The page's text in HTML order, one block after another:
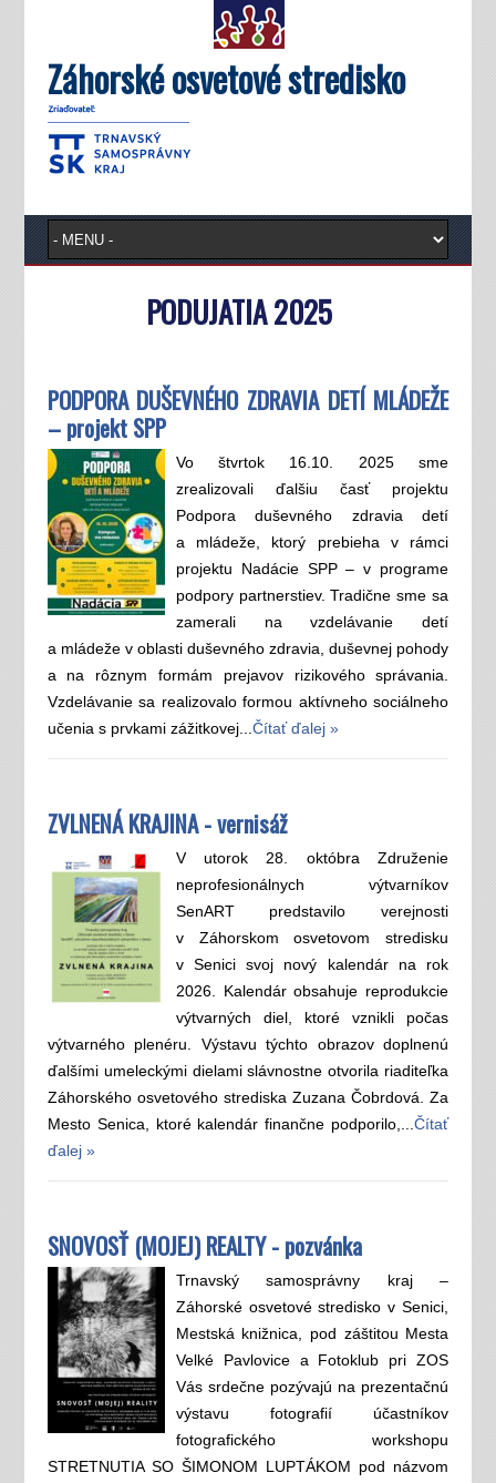
Záhorské osvetové stredisko
PODUJATIA 2025
PODPORA DUŠEVNÉHO ZDRAVIA DETÍ MLÁDEŽE
– projekt SPP
Vo štvrtok 16.10. 2025 sme
zrealizovali ďalšiu časť projektu
Podpora duševného zdravia detí
a mládeže, ktorý prebieha v rámci
projektu Nadácie SPP – v programe
podpory partnerstiev. Tradične sme sa
zamerali na vzdelávanie detí
a mládeže v oblasti duševného zdravia, duševnej pohody
a na rôznym formám prejavov rizikového správania.
Vzdelávanie sa realizovalo formou aktívneho sociálneho
učenia s prvkami zážitkovej... Čítať ďalej »
ZVLNENÁ KRAJINA - vernisáž
V utorok 28. októbra Združenie
neprofesionálnych výtvarníkov
SenART predstavilo verejnosti
v Záhorskom osvetovom stredisku
v Senici svoj nový kalendár na rok
2026. Kalendár obsahuje reprodukcie
výtvarných diel, ktoré vznikli počas
výtvarného plenéru. Výstavu týchto obrazov doplnenú
ďalšími umeleckými dielami slávnostne otvorila riaditeľka
Záhorského osvetového strediska Zuzana Čobrdová. Za
Mesto Senica, ktoré kalendár finančne podporilo,...Čítať
ďalej »
SNOVOSŤ (MOJEJ) REALTY - pozvánka
Trnavský samosprávny kraj –
Záhorské osvetové stredisko v Senici,
Mestská knižnica, pod záštitou Mesta
Velké Pavlovice a Fotoklub pri ZOS
Vás srdečne pozývajú na prezentačnú
výstavu fotografií účastníkov
fotografického workshopu
STRETNUTIA SO ŠIMONOM LUPTÁKOM pod názvom